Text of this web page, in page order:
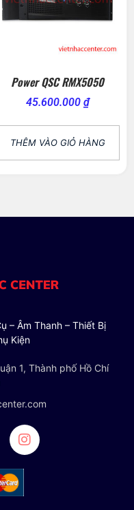
Power QSC RMX5050
45.600.000 ₫
THÊM VÀO GIỎ HÀNG
– Âm Thanh – Thiết Bị
Kiện
1, Thành phố Hồ Chí